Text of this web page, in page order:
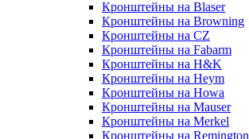
Кронштейны на Blaser
Кронштейны на Browning
Кронштейны на CZ
Кронштейны на Fabarm
Кронштейны на H&K
Кронштейны на Heym
Кронштейны на Howa
Кронштейны на Mauser
Кронштейны на Merkel
Кронштейны на Remington